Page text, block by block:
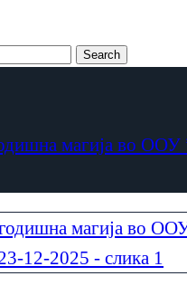
Search
магија во